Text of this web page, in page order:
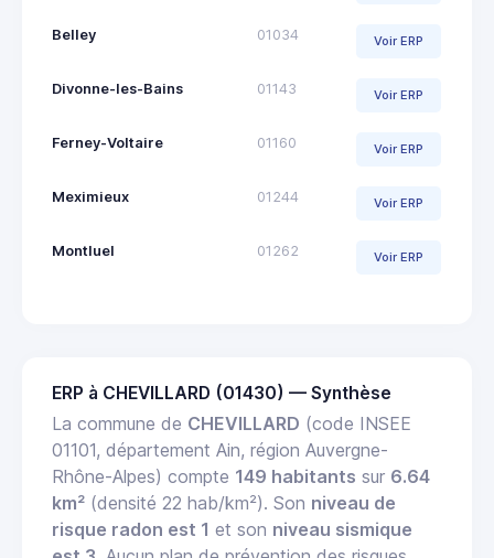
Belley 01034 Voir ERP
Divonne-les-Bains 01143 Voir ERP
Ferney-Voltaire 01160 Voir ERP
Meximieux 01244 Voir ERP
Montluel 01262 Voir ERP
ERP à CHEVILLARD (01430) — Synthèse
La commune de CHEVILLARD (code INSEE
01101, département Ain, région Auvergne-
Rhône-Alpes) compte 149 habitants sur 6.64
km² (densité 22 hab/km²). Son niveau de
risque radon est 1 et son niveau sismique